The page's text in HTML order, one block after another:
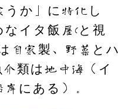
か」に特化し
イタ飯屋(と視
自家製、野菜とハ
類は地中海（イ
にある）。